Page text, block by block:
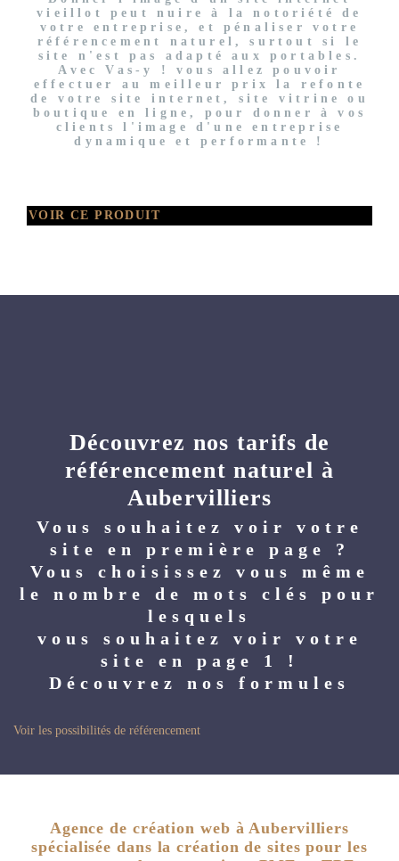
vieillot peut nuire à la notoriété de
votre entreprise, et pénaliser votre
référencement naturel, surtout si le
site n'est pas adapté aux portables.
Avec Vas-y ! vous allez pouvoir
effectuer au meilleur prix la refonte
de votre site internet, site vitrine ou
boutique en ligne, pour donner à vos
clients l'image d'une entreprise
dynamique et performante !
VOIR CE PRODUIT
Découvrez nos tarifs de
référencement naturel à
Aubervilliers
Vous souhaitez voir votre
site en première page ?
Vous choisissez vous même
le nombre de mots clés pour
lesquels
vous souhaitez voir votre
site en page 1 !
Découvrez nos formules
Voir les possibilités de référencement
Agence de création web à Aubervilliers
spécialisée dans la création de sites pour les